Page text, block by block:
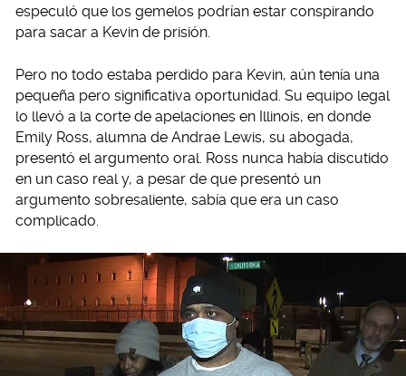
especuló que los gemelos podrían estar conspirando
para sacar a Kevin de prisión.
Pero no todo estaba perdido para Kevin, aún tenía una
pequeña pero significativa oportunidad. Su equipo legal
lo llevó a la corte de apelaciones en Illinois, en donde
Emily Ross, alumna de Andrae Lewis, su abogada,
presentó el argumento oral. Ross nunca había discutido
en un caso real y, a pesar de que presentó un
argumento sobresaliente, sabía que era un caso
complicado.